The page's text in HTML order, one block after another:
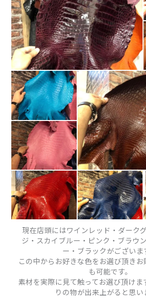
現在店頭にはワインレッド・ダーク
ジ・スカイブルー・ピンク・ブラウ
ー・ブラックがございま
この中からお好きな色をお選び頂き
も可能です。
素材を実際に見て触ってお選び頂け
りの物が出来上がると思い